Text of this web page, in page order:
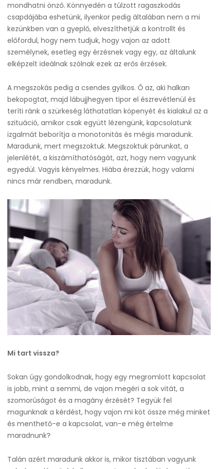
mondhatni önző. Könnyedén a túlzott ragaszkodás
csapdájába eshetünk, ilyenkor pedig általában nem a mi
kezünkben van a gyeplő, elveszíthetjük a kontrollt és
előfordul, hogy nem tudjuk, hogy vajon az adott
személynek, esetleg egy érzésnek vagy egy, az általunk
elképzelt ideálnak szólnak ezek az erős érzések.
A megszokás pedig a csendes gyilkos. Ő az, aki halkan
bekopogtat, majd lábujjhegyen tipor el észrevétlenül és
teríti ránk a szürkeség láthatatlan köpenyét és kialakul az a
szituáció, amikor csak együtt lézengünk, kapcsolatunk
izgalmát beborítja a monotonitás és mégis maradunk.
Maradunk, mert megszoktuk. Megszoktuk párunkat, a
jelenlétét, a kiszámíthatóságát, azt, hogy nem vagyunk
egyedül. Vagyis kényelmes. Hiába érezzük, hogy valami
nincs már rendben, maradunk.
Mi tart vissza?
Sokan úgy gondolkodnak, hogy egy megromlott kapcsolat
is jobb, mint a semmi, de vajon megéri a sok vitát, a
szomorúságot és a magány érzését? Tegyük fel
magunknak a kérdést, hogy vajon mi köt össze még minket
és menthető-e a kapcsolat, van-e még értelme
maradnunk?
Talán azért maradunk akkor is, mikor tisztában vagyunk